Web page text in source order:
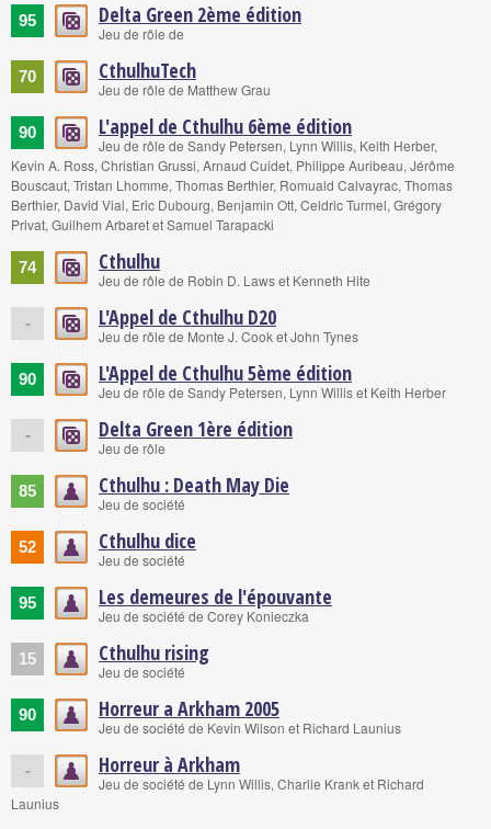
95 Delta Green 2ème édition
Jeu de rôle de
70 CthulhuTech
Jeu de rôle de Matthew Grau
90 L'appel de Cthulhu 6ème édition
Jeu de rôle de Sandy Petersen, Lynn Willis, Keith Herber,
Kevin A. Ross, Christian Grussi, Arnaud Cuidet, Philippe Auribeau, Jérôme
Bouscaut, Tristan Lhomme, Thomas Berthier, Romuald Calvayrac, Thomas
Berthier, David Vial, Eric Dubourg, Benjamin Ott, Celdric Turmel, Grégory
Privat, Guilhem Arbaret et Samuel Tarapacki
74 Cthulhu
Jeu de rôle de Robin D. Laws et Kenneth Hite
- L'Appel de Cthulhu D20
Jeu de rôle de Monte J. Cook et John Tynes
90 L'Appel de Cthulhu 5ème édition
Jeu de rôle de Sandy Petersen, Lynn Willis et Keith Herber
- Delta Green 1ère édition
Jeu de rôle
85 Cthulhu : Death May Die
Jeu de société
52 Cthulhu dice
Jeu de société
95 Les demeures de l'épouvante
Jeu de société de Corey Konieczka
15 Cthulhu rising
Jeu de société
90 Horreur a Arkham 2005
Jeu de société de Kevin Wilson et Richard Launius
- Horreur à Arkham
Jeu de société de Lynn Willis, Charlie Krank et Richard
Launius